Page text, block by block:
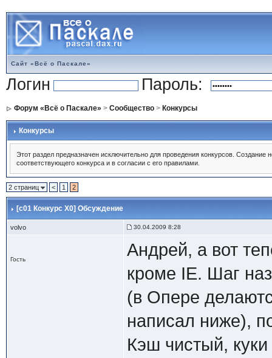
Сайт «Всё о Паскале»
Логин Пароль:
Форум «Всё о Паскале» > Сообщество> Конкурсы
Конкурсы
Этот раздел предназначен исключительно для проведения конкурсов.
соответствующего конкурса и в согласии с его правилами.
2 страниц < 1 2
[c01 Конкурс X0] Обсуждение
volvo 30.04.2009 8:28
Гость
Андрей, а вот
кроме IE. Шаг
(в Опере
написал ниже),
Кэш чистый,